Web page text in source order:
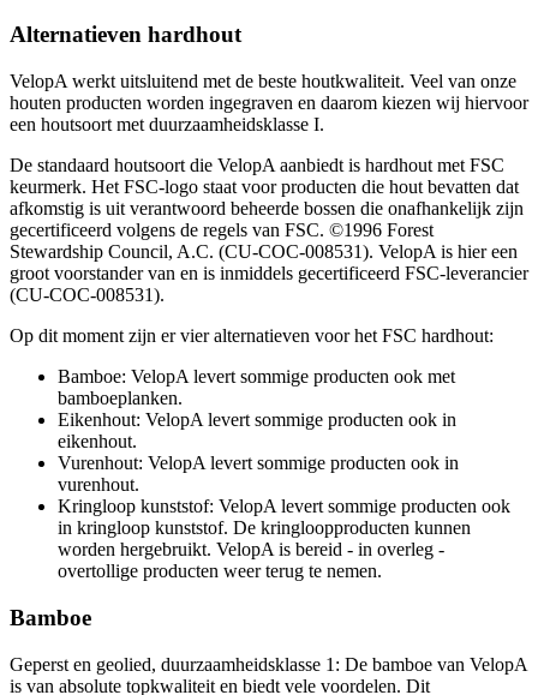
Alternatieven hardhout
VelopA werkt uitsluitend met de beste houtkwaliteit. Veel van onze
houten producten worden ingegraven en daarom kiezen wij hiervoor
een houtsoort met duurzaamheidsklasse I.
De standaard houtsoort die VelopA aanbiedt is hardhout met FSC
keurmerk. Het FSC-logo staat voor producten die hout bevatten dat
afkomstig is uit verantwoord beheerde bossen die onafhankelijk zijn
gecertificeerd volgens de regels van FSC. ©1996 Forest
Stewardship Council, A.C. (CU-COC-008531). VelopA is hier een
groot voorstander van en is inmiddels gecertificeerd FSC-leverancier
(CU-COC-008531).
Op dit moment zijn er vier alternatieven voor het FSC hardhout:
Bamboe: VelopA levert sommige producten ook met
bamboeplanken.
Eikenhout: VelopA levert sommige producten ook in
eikenhout.
Vurenhout: VelopA levert sommige producten ook in
vurenhout.
Kringloop kunststof: VelopA levert sommige producten ook
in kringloop kunststof. De kringloopproducten kunnen
worden hergebruikt. VelopA is bereid - in overleg -
overtollige producten weer terug te nemen.
Bamboe
Geperst en geolied, duurzaamheidsklasse 1: De bamboe van VelopA
is van absolute topkwaliteit en biedt vele voordelen. Dit